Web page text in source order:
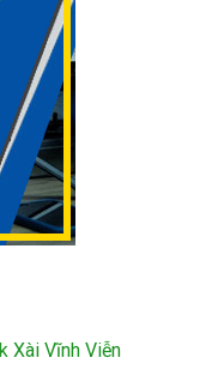
Xài Vĩnh Viễn